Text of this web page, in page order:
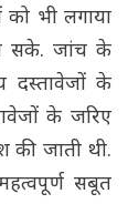
भी लगाया
सके. जांच के
दस्तावेजों के
के जरिए
की जाती थी.
सबूत